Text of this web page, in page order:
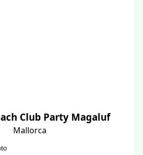
Club Party Magaluf
Mallorca